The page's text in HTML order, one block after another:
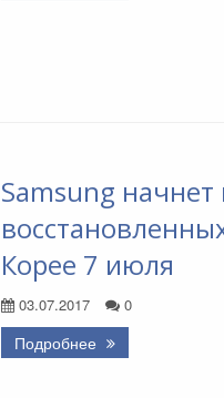
Samsung
Корее 7 июля
03.07.2017 0
Подробнее